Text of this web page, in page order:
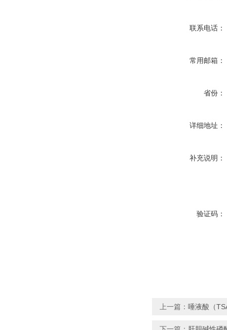
联系电话：
常用邮箱：
省份：
详细地址：
补充说明：
验证码：
上一篇： 唾液酸（